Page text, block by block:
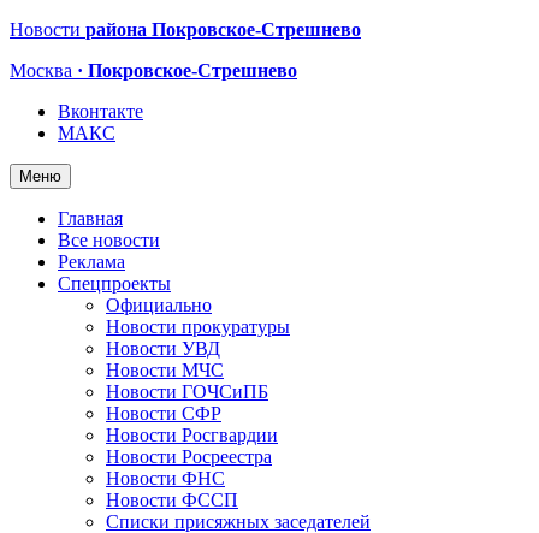
Новости района Покровское-Стрешнево
Москва · Покровское-Стрешнево
Вконтакте
МАКС
Меню
Главная
Все новости
Реклама
Спецпроекты
Официально
Новости прокуратуры
Новости УВД
Новости МЧС
Новости ГОЧСиПБ
Новости СФР
Новости Росгвардии
Новости Росреестра
Новости ФНС
Новости ФССП
Списки присяжных заседателей